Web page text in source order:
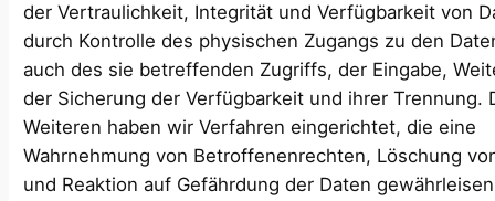
der Vertraulichkeit, Integrität und Verfügbarkeit von
durch Kontrolle des physischen Zugangs zu den
auch des sie betreffenden Zugriffs, der Eingabe,
der Sicherung der Verfügbarkeit und ihrer Trennung.
Weiteren haben wir Verfahren eingerichtet, die eine
Wahrnehmung von Betroffenenrechten, Löschung
und Reaktion auf Gefährdung der Daten